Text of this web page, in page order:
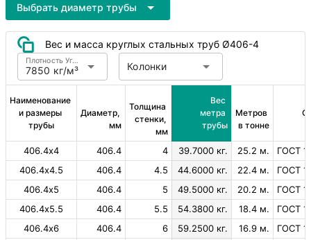
Выбрать диаметр трубы
Вес и масса круглых стальных труб Ø406-4
7850 кг/м³
Плотность Углеродистая сталь Колонки
Наименование
и размеры
трубы
Диаметр,
мм
Толщина
стенки,
мм
Вес
метра
трубы
Метров
в тонне
406.4х4 406.4 4 39.7000 кг. 25.2 м.
ГОСТ
406.4х4.5
406.4 4.5 44.6000 кг. 22.4 м.
ГОСТ
406.4х5
406.4 5 49.5000 кг. 20.2 м.
ГОСТ
406.4х5.5
406.4 5.5 54.3800 кг. 18.4 м.
ГОСТ
406.4х6
406.4 6 59.2500 кг. 16.9 м.
ГОСТ